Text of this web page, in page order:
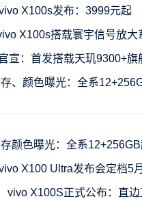
X100s发布：3999元起
X100s搭载寰宇信号放大
宣：首发搭载天玑9300+旗
、颜色曝光：全系
颜色曝光：全系
X100 Ultra发布会定档5
vivo X100S正式公布：直